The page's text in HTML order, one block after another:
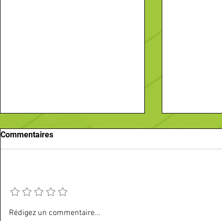
Commentaires
Rédigez un commentaire...